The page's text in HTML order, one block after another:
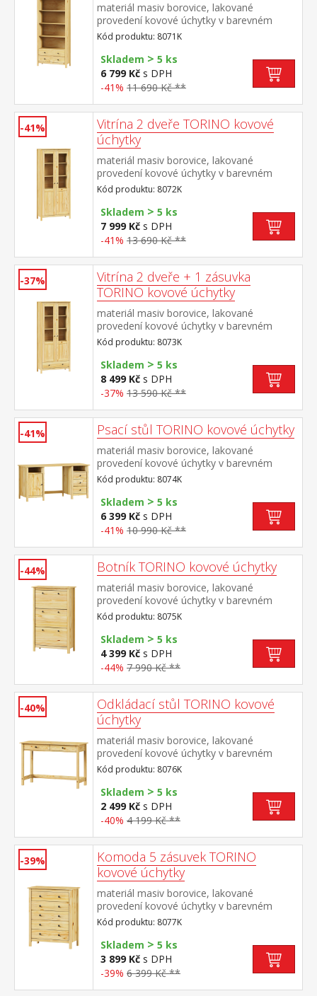
materiál masiv borovice, lakované
provedení kovové úchytky v barevném
provedení černěná mosaz tři police, dvě
zásuvky s kovovými pojezdy
Kód produktu: 8071K
Skladem > 5 ks
6 799 Kč s DPH
-41% 11 690 Kč **
-41%
Vitrína 2 dveře TORINO kovové
úchytky
materiál masiv borovice, lakované
provedení kovové úchytky v barevném
provedení černěná mosaz dvoje částečně
prosklené dveře, čtyři police
Kód produktu: 8072K
Skladem > 5 ks
7 999 Kč s DPH
-41% 13 690 Kč **
-37%
Vitrína 2 dveře + 1 zásuvka
TORINO kovové úchytky
materiál masiv borovice, lakované
provedení kovové úchytky v barevném
provedení černěná mosaz dvoje částečně
prosklené dveře, tři police jedna zásuvka s
kovovými pojezdy
Kód produktu: 8073K
Skladem > 5 ks
8 499 Kč s DPH
-37% 13 590 Kč **
-41% Psací stůl TORINO kovové úchytky
materiál masiv borovice, lakované
provedení kovové úchytky v barevném
provedení černěná mosaz 2 otevřené
police, 1 dvířka a 3 zásuvky s kovovými
pojezdy výsuv není součástí dodávky ke
stolu je možno dokoupit výsuvnou desku
na klávesnici 8840
Kód produktu: 8074K
Skladem > 5 ks
6 399 Kč s DPH
-41% 10 990 Kč **
-44% Botník TORINO kovové úchytky
materiál masiv borovice, lakované
provedení kovové úchytky v barevném
provedení černěná mosaz 3 dvouřadé
výklopy
Kód produktu: 8075K
Skladem > 5 ks
4 399 Kč s DPH
-44% 7 990 Kč **
-40%
Odkládací stůl TORINO kovové
úchytky
materiál masiv borovice, lakované
provedení kovové úchytky v barevném
provedení černěná mosaz dvě zásuvky s
kovovými pojezdy
Kód produktu: 8076K
Skladem > 5 ks
2 499 Kč s DPH
-40% 4 199 Kč **
-39%
Komoda 5 zásuvek TORINO
kovové úchytky
materiál masiv borovice, lakované
provedení kovové úchytky v barevném
provedení černěná mosaz 5 zásuvek s
kovovými pojezdy
Kód produktu: 8077K
Skladem > 5 ks
3 899 Kč s DPH
-39% 6 399 Kč **